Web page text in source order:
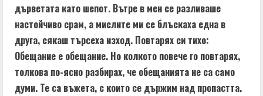
дърветата като шепот. Вътре в мен се разливаше
настойчиво срам, а мислите ми се блъскаха една в
друга, сякаш търсеха изход. Повтарях си тихо:
Обещание е обещание. Но колкото повече го повтарях,
толкова по-ясно разбирах, че обещанията не са само
думи. Те са въжета, с които се държим над пропастта.